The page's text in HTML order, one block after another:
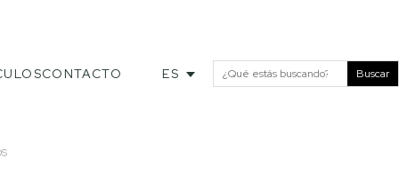
CONTACTO ES Buscar